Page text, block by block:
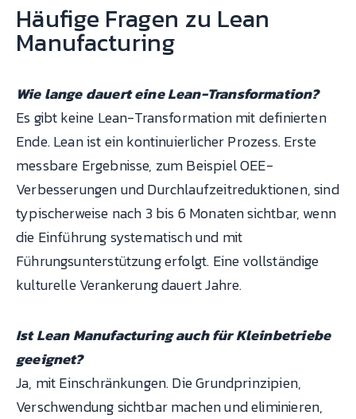
Häufige Fragen zu Lean
Manufacturing
Wie lange dauert eine Lean-Transformation?
Es gibt keine Lean-Transformation mit definierten
Ende. Lean ist ein kontinuierlicher Prozess. Erste
messbare Ergebnisse, zum Beispiel OEE-
Verbesserungen und Durchlaufzeitreduktionen, sind
typischerweise nach 3 bis 6 Monaten sichtbar, wenn
die Einführung systematisch und mit
Führungsunterstützung erfolgt. Eine vollständige
kulturelle Verankerung dauert Jahre.
Ist Lean Manufacturing auch für Kleinbetriebe
geeignet?
Ja, mit Einschränkungen. Die Grundprinzipien,
Verschwendung sichtbar machen und eliminieren,